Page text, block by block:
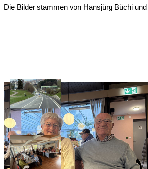
Die Bilder stammen von Hansjürg Büchi